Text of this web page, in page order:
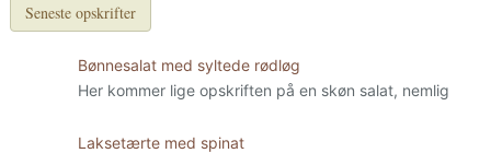
Seneste opskrifter
Bønnesalat med syltede rødløg
Her kommer lige opskriften på en skøn salat, nemlig
Laksetærte med spinat